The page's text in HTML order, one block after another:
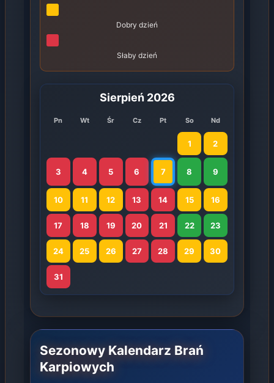
Dobry dzień
Słaby dzień
Sierpień 2026
Pn Wt Śr Cz Pt So Nd
1 2
3 4 5 6 7 8 9
10 11 12 13 14 15 16
17 18 19 20 21 22 23
24 25 26 27 28 29 30
31
Sezonowy Kalendarz Brań
Karpiowych